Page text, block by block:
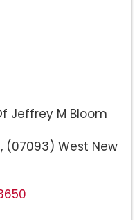
Jeffrey M Bloom
(07093) West New